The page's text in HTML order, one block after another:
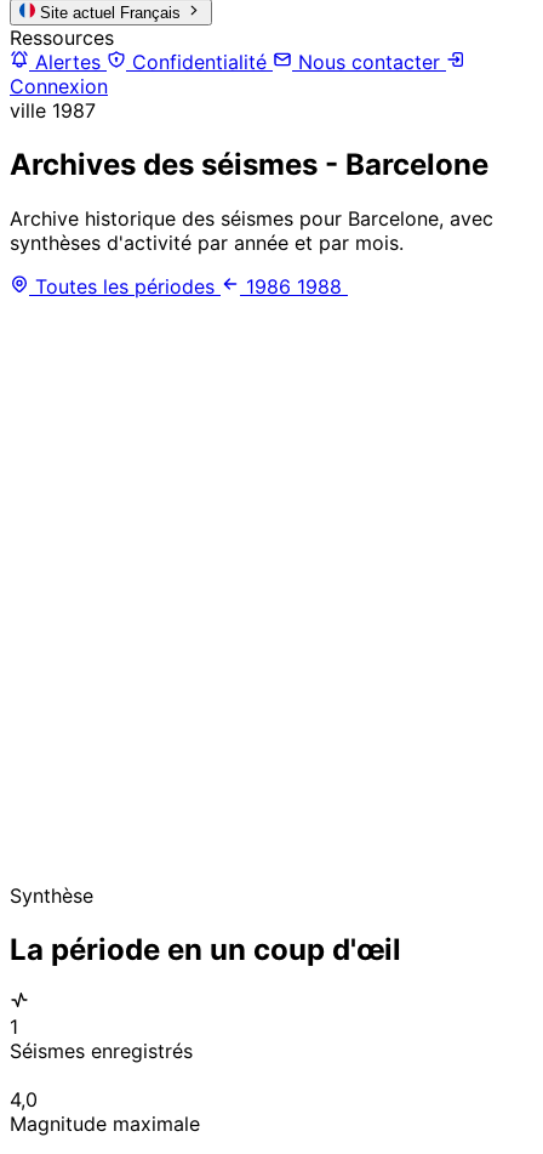
Site actuel Français
Ressources
Alertes
Confidentialité
Nous contacter
Connexion
ville 1987
Archives des séismes - Barcelone
Archive historique des séismes pour Barcelone, avec
synthèses d'activité par année et par mois.
Toutes les périodes
1986 1988
Synthèse
La période en un coup d'œil
1
Séismes enregistrés
4,0
Magnitude maximale